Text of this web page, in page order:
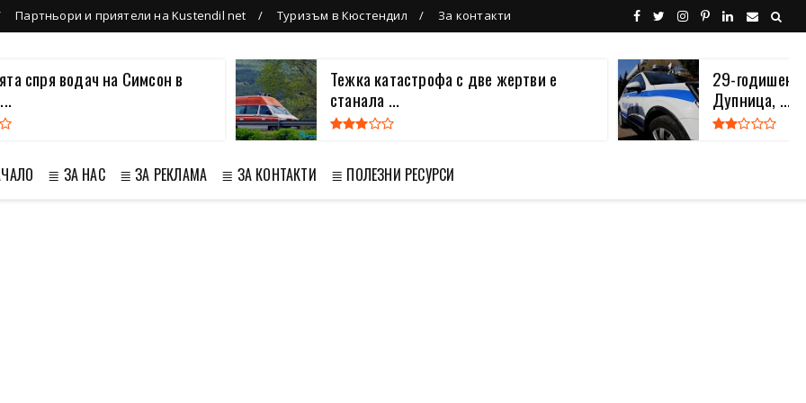
Партньори и приятели на Kustendil net Туризъм в Кюстендил За контакти
спря водач на Симсон в
Тежка катастрофа с две жертви е
станала ...
29-годишен
Дупница, ...
≣ ЗА НАС ≣ ЗА РЕКЛАМА ≣ ЗА КОНТАКТИ ≣ ПОЛЕЗНИ РЕСУРСИ